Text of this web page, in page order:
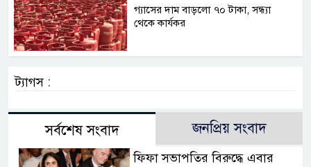
গ্যাসের দাম বাড়লো ৭০ টাকা, সন্ধ্যা
থেকে কার্যকর
ট্যাগস :
সর্বশেষ সংবাদ জনপ্রিয় সংবাদ
ফিফা সভাপতির বিরুদ্ধে এবার